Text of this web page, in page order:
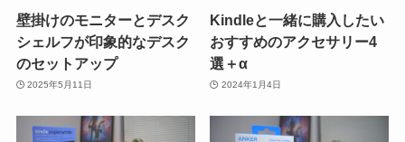
壁掛けのモニターとデスク
シェルフが印象的なデスク
のセットアップ
2025年5月11日
Kindleと一緒に購入したい
おすすめのアクセサリー4
選＋α
2024年1月4日